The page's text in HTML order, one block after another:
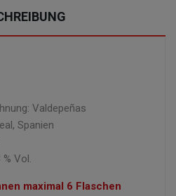
Valdepeñas
Spanien
Vol.
maximal 6 Flaschen